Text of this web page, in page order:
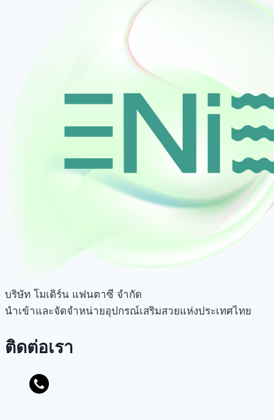
บริษัท โมเดิร์น แฟนตาซี จำกัด
นำเข้าและจัดจำหน่ายอุปกรณ์เสริมสวยแห่งประเทศไทย
ติดต่อเรา